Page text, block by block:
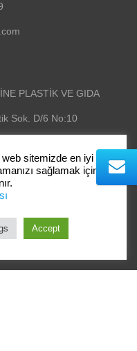
PLASTİK VE GIDA
Sok. D/6 No:10
sitemizde en iyi
sağlamak için
Accept